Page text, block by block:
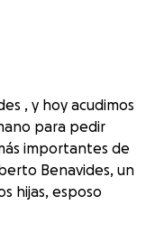
, y hoy acudimos
para pedir
importantes de
Benavides, un
hijas, esposo